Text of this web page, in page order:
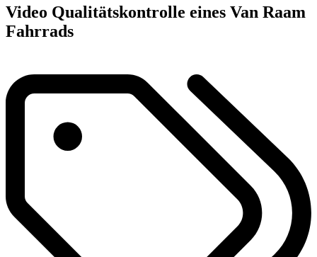
Video Qualitätskontrolle eines Van Raam
Fahrrads